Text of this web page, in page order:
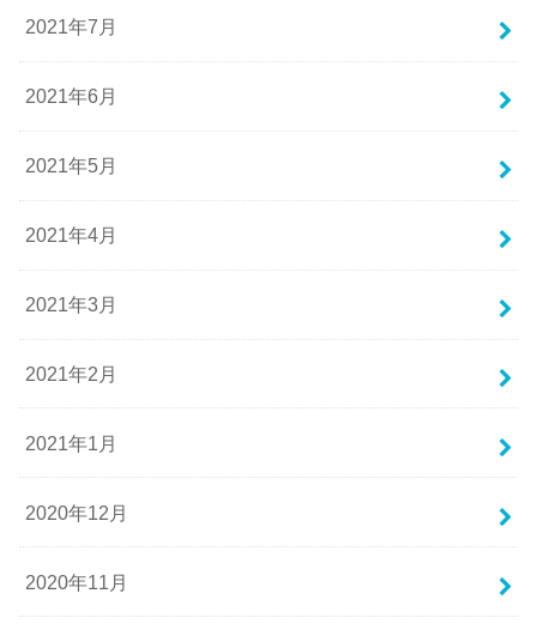
2021年7月
2021年6月
2021年5月
2021年4月
2021年3月
2021年2月
2021年1月
2020年12月
2020年11月